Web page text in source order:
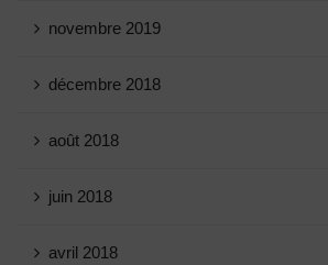
novembre 2019
décembre 2018
août 2018
juin 2018
avril 2018